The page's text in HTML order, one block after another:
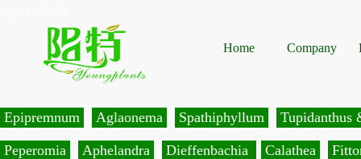
Home Company
Epipremnum Aglaonema Spathiphyllum Tupidanthus
Peperomia Aphelandra Dieffenbachia Calathea